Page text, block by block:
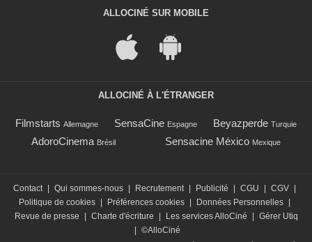
ALLOCINÉ SUR MOBILE
ALLOCINÉ À L'ÉTRANGER
Filmstarts Allemagne SensaCine Espagne Beyazperde Turquie
AdoroCinema Brésil Sensacine México Mexique
Contact | Qui sommes-nous | Recrutement | Publicité | CGU | CGV |
Politique de cookies | Préférences cookies | Données Personnelles |
Revue de presse
| Charte d'écriture | Les services AlloCiné | Gérer Utiq
| ©AlloCiné